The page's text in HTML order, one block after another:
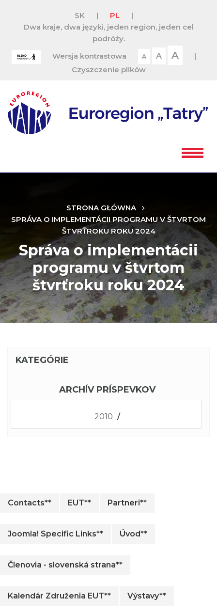
SK | PL
|
Dwa kraje, dwa języki, jeden region, jeden cel
podróży.
Wersja kontrastowa
A A A
|
Czyszczenie plików
STRONA GŁÓWNA
SPRÁVA O IMPLEMENTÁCII PROGRAMU V ŠTVRTOM
ŠTVRŤROKU ROKU 2024
Správa o implementácii
programu v štvrtom
štvrťroku roku 2024
KATEGÓRIE
ARCHÍV PRÍSPEVKOV
2010 /
Contacts** EUT** Partneri**
Joomla! Specific Links** Úvod**
Členovia - slovenská strana**
Kalendár Združenia EUT** Výstavy**